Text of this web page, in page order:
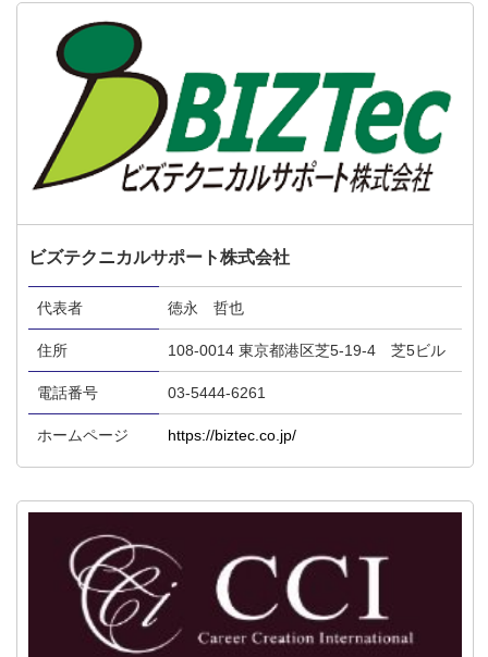
ビズテクニカルサポート株式会社
代表者 徳永 哲也
住所 108-0014 東京都港区芝5-19-4 芝5ビル
電話番号 03-5444-6261
ホームページ https://biztec.co.jp/